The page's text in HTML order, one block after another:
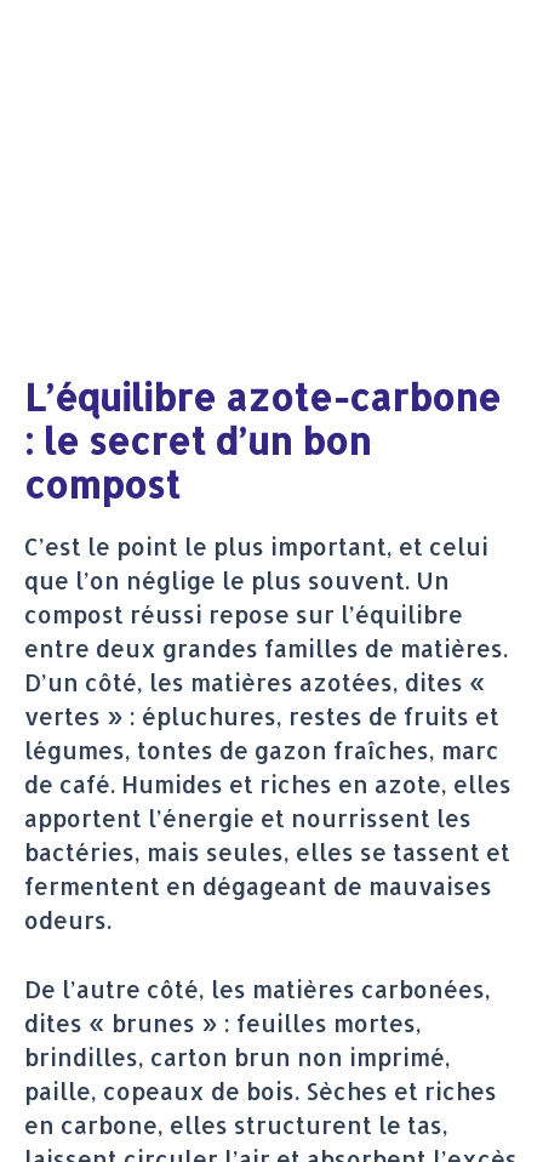
L’équilibre azote-carbone
: le secret d’un bon
compost
C’est le point le plus important, et celui
que l’on néglige le plus souvent. Un
compost réussi repose sur l’équilibre
entre deux grandes familles de matières.
D’un côté, les matières azotées, dites «
vertes » : épluchures, restes de fruits et
légumes, tontes de gazon fraîches, marc
de café. Humides et riches en azote, elles
apportent l’énergie et nourrissent les
bactéries, mais seules, elles se tassent et
fermentent en dégageant de mauvaises
odeurs.
De l’autre côté, les matières carbonées,
dites « brunes » : feuilles mortes,
brindilles, carton brun non imprimé,
paille, copeaux de bois. Sèches et riches
en carbone, elles structurent le tas,